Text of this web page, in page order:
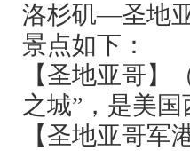
洛杉矶—圣地
景点如下：
【圣地亚哥】
之城”，是美
【圣地亚哥军